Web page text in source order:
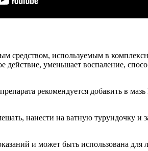
средством, используемым в
действие, уменьшает воспаление,
рекомендуется добавить в
нанести на ватную турундочку
и может быть использована